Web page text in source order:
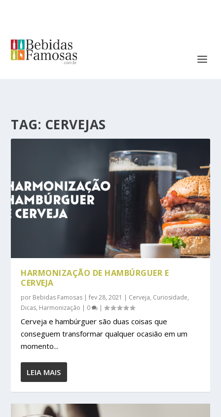
TAG: CERVEJAS
HARMONIZAÇÃO DE HAMBÚRGUER E
CERVEJA
por Bebidas Famosas |fev 28, 2021 | Cerveja, Curiosidade,
Dicas, Harmonização | 0 |
Cerveja e hambúrguer são duas coisas que
conseguem transformar qualquer ocasião em um
momento...
LEIA MAIS